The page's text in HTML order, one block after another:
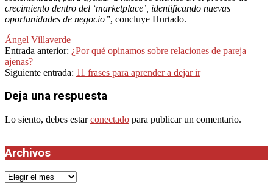
crecimiento dentro del ‘marketplace’, identificando nuevas
oportunidades de negocio”, concluye Hurtado.
Ángel Villaverde
2022-
08-
17
Entrada anterior: ¿Por qué opinamos sobre relaciones de pareja
ajenas?
Siguiente entrada: 11 frases para aprender a dejar ir
Deja una respuesta
Lo siento, debes estarconectado para publicar un comentario.
Archivos
Archivos